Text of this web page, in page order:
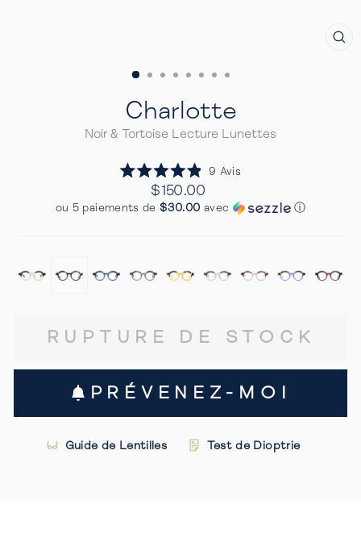
Charlotte
Noir & Tortoise Lecture Lunettes
Noté
4.9
sur
9 Avis
faire
Prix
Regulier
$150.00
ou 5 paiements de$30.00 avec ⓘ
RUPTURE DE STOCK
PRÉVENEZ-MOI
Guide de Lentilles Test de Dioptrie